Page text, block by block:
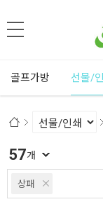
골프가방 선물/
상패
57개